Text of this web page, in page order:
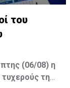
του
(06/08) η
της